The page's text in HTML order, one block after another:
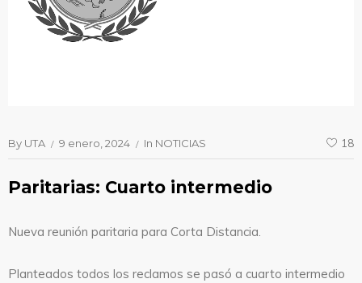
By UTA 9 enero, 2024 In NOTICIAS 18
Paritarias: Cuarto intermedio
Nueva reunión paritaria para Corta Distancia.
Planteados todos los reclamos se pasó a cuarto intermedio